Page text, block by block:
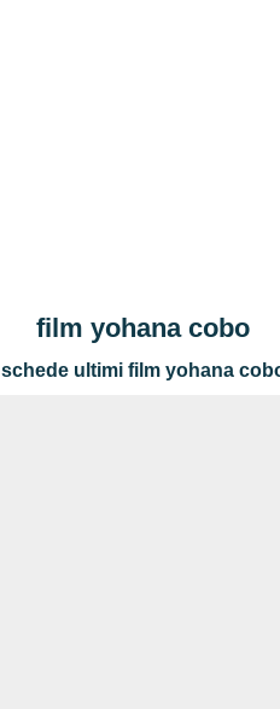
film yohana cobo
schede ultimi film yohana